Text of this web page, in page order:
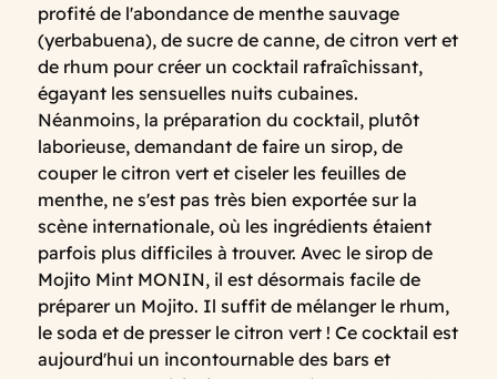
profité de l'abondance de menthe sauvage
(yerbabuena), de sucre de canne, de citron vert et
de rhum pour créer un cocktail rafraîchissant,
égayant les sensuelles nuits cubaines.
Néanmoins, la préparation du cocktail, plutôt
laborieuse, demandant de faire un sirop, de
couper le citron vert et ciseler les feuilles de
menthe, ne s'est pas très bien exportée sur la
scène internationale, où les ingrédients étaient
parfois plus difficiles à trouver. Avec le sirop de
Mojito Mint MONIN, il est désormais facile de
préparer un Mojito. Il suffit de mélanger le rhum,
le soda et de presser le citron vert ! Ce cocktail est
aujourd'hui un incontournable des bars et